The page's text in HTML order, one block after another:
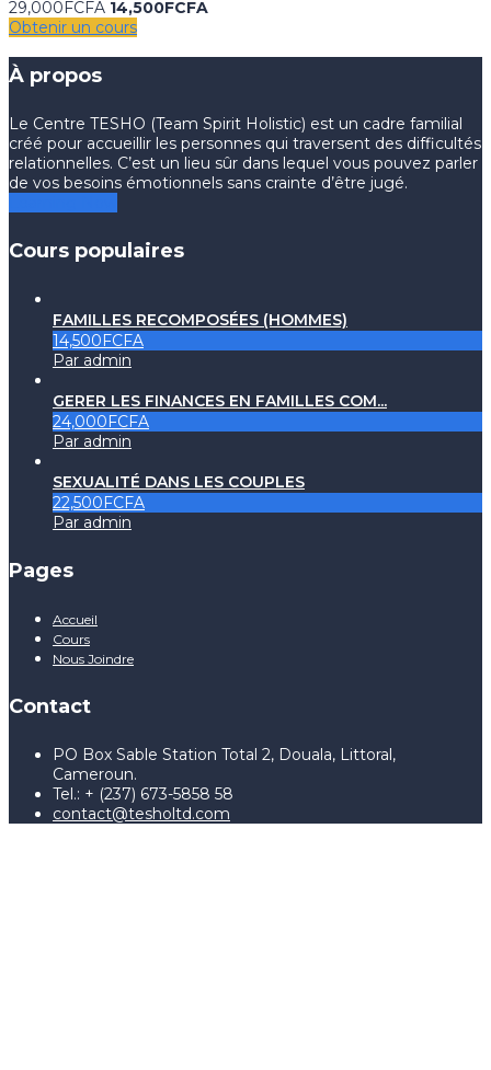
29,000FCFA 14,500FCFA
Obtenir un cours
À propos
Le Centre TESHO (Team Spirit Holistic) est un cadre familial
créé pour accueillir les personnes qui traversent des difficultés
relationnelles. C’est un lieu sûr dans lequel vous pouvez parler
de vos besoins émotionnels sans crainte d’être jugé.
Cours populaires
FAMILLES RECOMPOSÉES (HOMMES)
14,500FCFA
Par admin
GERER LES FINANCES EN FAMILLES COM...
24,000FCFA
Par admin
SEXUALITÉ DANS LES COUPLES
22,500FCFA
Par admin
Pages
Accueil
Cours
Nous Joindre
Contact
PO Box Sable Station Total 2, Douala, Littoral,
Cameroun.
Tel.: + (237) 673-5858 58
contact@tesholtd.com